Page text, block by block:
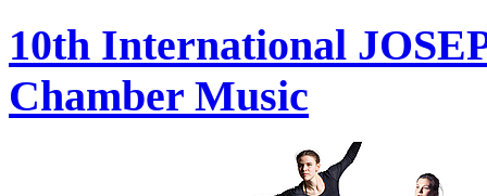
10th International
Chamber Music